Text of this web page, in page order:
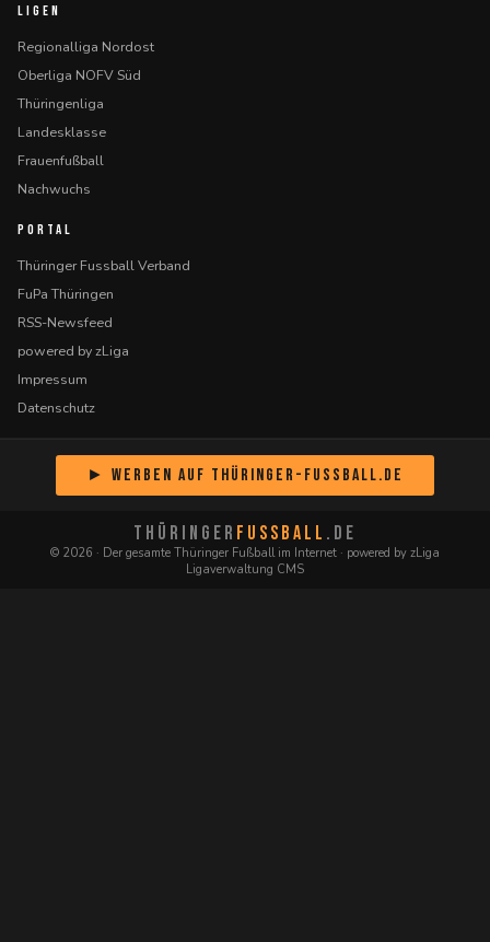
LIGEN
Regionalliga Nordost
Oberliga NOFV Süd
Thüringenliga
Landesklasse
Frauenfußball
Nachwuchs
PORTAL
Thüringer Fussball Verband
FuPa Thüringen
RSS-Newsfeed
powered by zLiga
Impressum
Datenschutz
► Werben auf Thüringer-Fussball.de
THÜRINGER FUSSBALL .DE
© 2026 · Der gesamte Thüringer Fußball im Internet · powered by zLiga
Ligaverwaltung CMS